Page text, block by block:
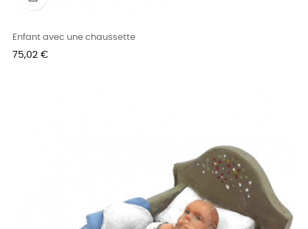
Enfant avec une chaussette
Prix
75,02 €